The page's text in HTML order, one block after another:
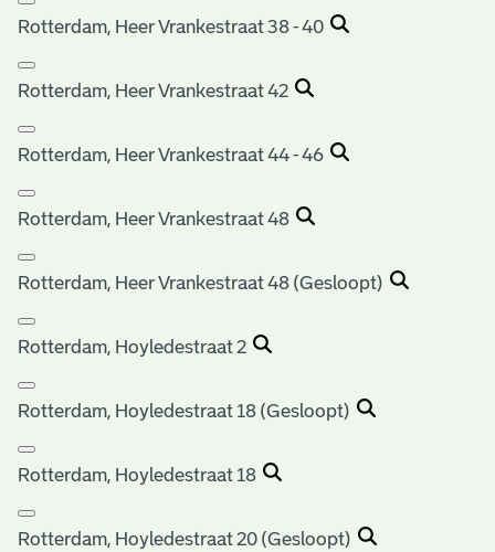
Rotterdam, Heer Vrankestraat 38 - 40
Rotterdam, Heer Vrankestraat 42
Rotterdam, Heer Vrankestraat 44 - 46
Rotterdam, Heer Vrankestraat 48
Rotterdam, Heer Vrankestraat 48 (Gesloopt)
Rotterdam, Hoyledestraat 2
Rotterdam, Hoyledestraat 18 (Gesloopt)
Rotterdam, Hoyledestraat 18
Rotterdam, Hoyledestraat 20 (Gesloopt)